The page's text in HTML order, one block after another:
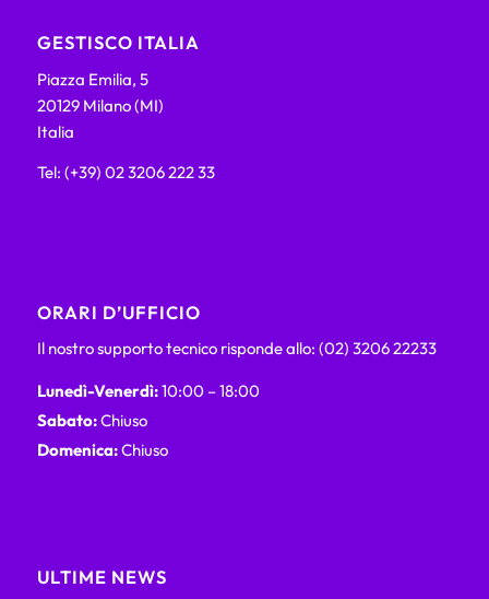
GESTISCO ITALIA
Piazza Emilia, 5
20129 Milano (MI)
Italia
Tel: (+39) 02 3206 222 33
ORARI D’UFFICIO
Il nostro supporto tecnico risponde allo: (02) 3206 22233
Lunedì-Venerdì:10:00 – 18:00
Sabato:Chiuso
Domenica:Chiuso
ULTIME NEWS